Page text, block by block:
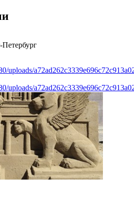
uploads/
uploads/